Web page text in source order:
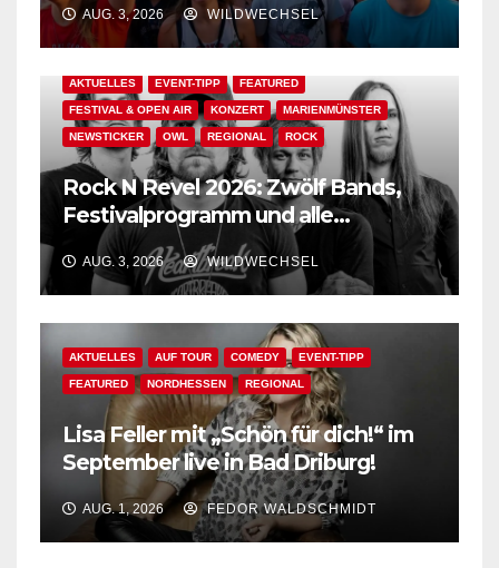
AUG. 3, 2026 WILDWECHSEL
AKTUELLES EVENT-TIPP FEATURED
FESTIVAL & OPEN AIR KONZERT MARIENMÜNSTER
NEWSTICKER OWL REGIONAL ROCK
Rock N Revel 2026: Zwölf Bands,
Festivalprogramm und alle
wichtigen Informationen!
AUG. 3, 2026 WILDWECHSEL
AKTUELLES AUF TOUR COMEDY EVENT-TIPP
FEATURED NORDHESSEN REGIONAL
Lisa Feller mit „Schön für dich!“ im
September live in Bad Driburg!
AUG. 1, 2026 FEDOR WALDSCHMIDT